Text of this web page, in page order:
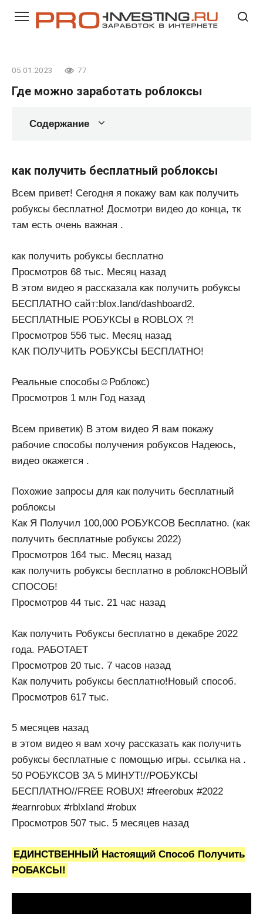
05.01.2023 77
Где можно заработать роблоксы
Содержание
как получить бесплатный роблоксы
Всем привет! Сегодня я покажу вам как получить
робуксы бесплатно! Досмотри видео до конца, тк
там есть очень важная .
как получить робуксы бесплатно
Просмотров 68 тыс. Месяц назад
В этом видео я рассказала как получить робуксы
БЕСПЛАТНО сайт:blox.land/dashboard2.
БЕСПЛАТНЫЕ РОБУКСЫ в ROBLOX ?!
Просмотров 556 тыс. Месяц назад
КАК ПОЛУЧИТЬ РОБУКСЫ БЕСПЛАТНО!
Реальные способы☺Роблокс)
Просмотров 1 млн Год назад
Всем приветик) В этом видео Я вам покажу
рабочие способы получения робуксов Надеюсь,
видео окажется .
Похожие запросы для как получить бесплатный
роблоксы
Как Я Получил 100,000 РОБУКСОВ Бесплатно. (как
получить бесплатные робуксы 2022)
Просмотров 164 тыс. Месяц назад
как получить робуксы бесплатно в роблоксНОВЫЙ
СПОСОБ!
Просмотров 44 тыс. 21 час назад
Как получить Робуксы бесплатно в декабре 2022
года. РАБОТАЕТ
Просмотров 20 тыс. 7 часов назад
Как получить робуксы бесплатно!Новый способ.
Просмотров 617 тыс.
5 месяцев назад
в этом видео я вам хочу рассказать как получить
робуксы бесплатные с помощью игры. ссылка на .
50 РОБУКСОВ ЗА 5 МИНУТ!//РОБУКСЫ
БЕСПЛАТНО//FREE ROBUX! #freerobux #2022
#earnrobux #rblxland #robux
Просмотров 507 тыс. 5 месяцев назад
ЕДИНСТВЕННЫЙ Настоящий Способ Получить
РОБАКСЫ!